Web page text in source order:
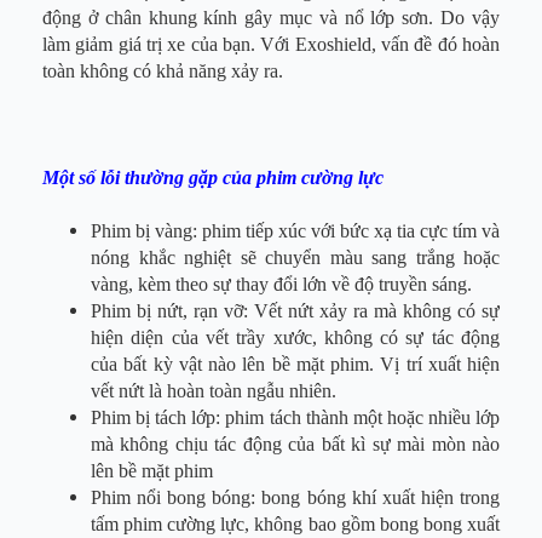
động ở chân khung kính gây mục và nổ lớp sơn. Do vậy
làm giảm giá trị xe của bạn. Với Exoshield, vấn đề đó hoàn
toàn không có khả năng xảy ra.
Một số lỗi thường gặp của phim cường lực
Phim bị vàng: phim tiếp xúc với bức xạ tia cực tím và
nóng khắc nghiệt sẽ chuyển màu sang trắng hoặc
vàng, kèm theo sự thay đổi lớn về độ truyền sáng.
Phim bị nứt, rạn vỡ: Vết nứt xảy ra mà không có sự
hiện diện của vết trầy xước, không có sự tác động
của bất kỳ vật nào lên bề mặt phim. Vị trí xuất hiện
vết nứt là hoàn toàn ngẫu nhiên.
Phim bị tách lớp: phim tách thành một hoặc nhiều lớp
mà không chịu tác động của bất kì sự mài mòn nào
lên bề mặt phim
Phim nổi bong bóng: bong bóng khí xuất hiện trong
tấm phim cường lực, không bao gồm bong bong xuất